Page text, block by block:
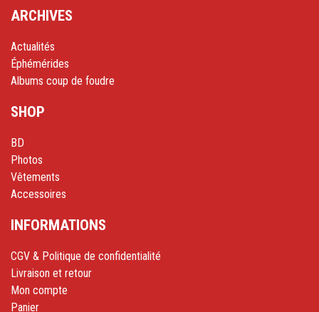
ARCHIVES
Actualités
Éphémérides
Albums coup de foudre
SHOP
BD
Photos
Vêtements
Accessoires
INFORMATIONS
CGV & Politique de confidentialité
Livraison et retour
Mon compte
Panier